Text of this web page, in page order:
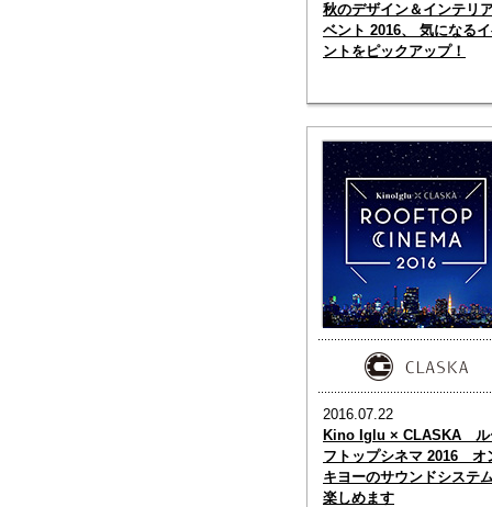
秋のデザイン＆インテリ
ベント 2016、 気になる
ントをピックアップ！
2016.07.22
Kino Iglu × CLASKA ル
フトップシネマ 2016 オ
キヨーのサウンドシステ
楽しめます